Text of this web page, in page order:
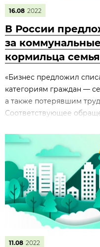
16.08 2022
В России
за
кормильца
«Бизнес предложил
категориям граждан —
а также потерявшим
Соответствующее
11.08 2022